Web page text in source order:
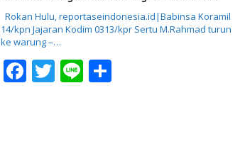
Rokan Hulu, reportaseindonesia.id|Babinsa Koramil
14/kpn Jajaran Kodim 0313/kpr Sertu M.Rahmad turun
ke warung –…
F T Li S